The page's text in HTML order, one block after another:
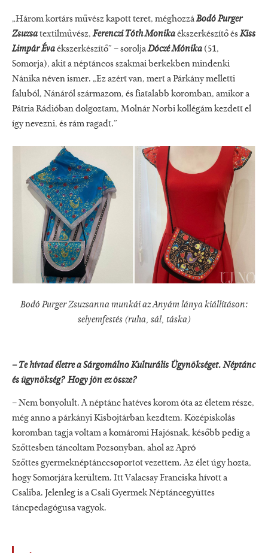
„Három kortárs művész kapott teret, méghozzáBodó Purger
Zsuzsatextilművész,Ferenczi Tóth Monikaékszerkészítő ésKiss
Limpár Évaékszerkészítő” – soroljaDóczé Mónika (51,
Somorja), akit a néptáncos szakmai berkekben mindenki
Nánika néven ismer. „Ez azért van, mert a Párkány melletti
faluból, Nánáról származom, és fiatalabb koromban, amikor a
Pátria Rádióban dolgoztam, Molnár Norbi kollégám kezdett el
így nevezni, és rám ragadt.”
Bodó Purger Zsuzsanna munkái az Anyám lánya kiállításon:
selyemfestés (ruha, sál, táska)
– Te hívtad életre a Sárgomálno Kulturális Ügynökséget. Néptánc
és ügynökség? Hogy jön ez össze?
– Nem bonyolult. A néptánc hatéves korom óta az életem része,
még anno a párkányi Kisbojtárban kezdtem. Középiskolás
koromban tagja voltam a komáromi Hajósnak, később pedig a
Szőttesben táncoltam Pozsonyban, ahol az Apró
Szőttes gyermeknéptánccsoportot vezettem. Az élet úgy hozta,
hogy Somorjára kerültem. Itt Valacsay Franciska hívott a
Csaliba. Jelenleg is a Csali Gyermek Néptáncegyüttes
táncpedagógusa vagyok.